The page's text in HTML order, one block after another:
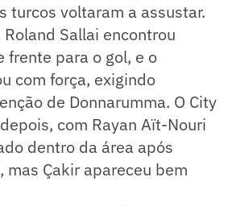
turcos voltaram a assustar.
Sallai encontrou
frente para o gol, e o
com força, exigindo
de Donnarumma. O City
com Rayan Aït-Nouri
dentro da área após
mas Çakir apareceu bem